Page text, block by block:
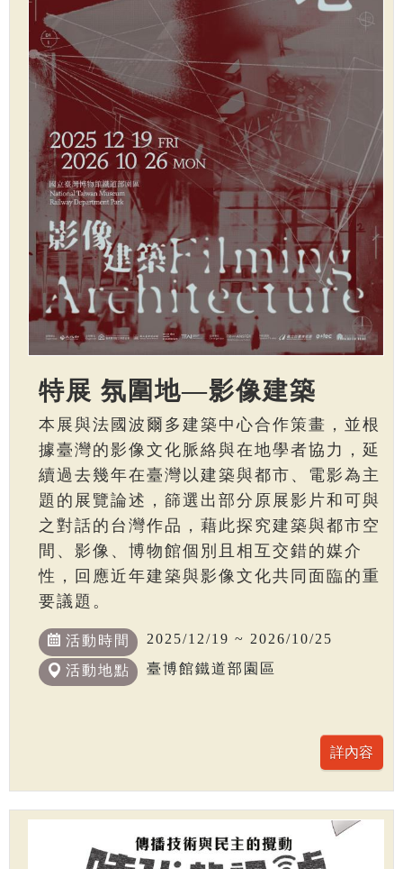
特展 氛圍地—影像建築
本展與法國波爾多建築中心合作策畫，並根
據臺灣的影像文化脈絡與在地學者協力，延
續過去幾年在臺灣以建築與都市、電影為主
題的展覽論述，篩選出部分原展影片和可與
之對話的台灣作品，藉此探究建築與都市空
間、影像、博物館個別且相互交錯的媒介
性，回應近年建築與影像文化共同面臨的重
要議題。
活動時間 2025/12/19 ~ 2026/10/25
活動地點 臺博館鐵道部園區